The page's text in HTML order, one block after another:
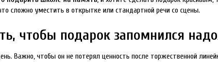
сложно уместить в открытке или стандартной речи со сцены.
чтобы подарок запомнился
Важно, чтобы он не потерял ценность после торжественной